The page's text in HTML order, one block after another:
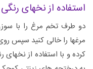
استفاده از نخهای رنگی
دو طرف تخم مرغ را با
مرغها را خالی کنید سپس
کرده و با استفاده از نخهای